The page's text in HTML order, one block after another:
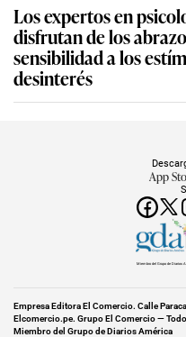
Los expertos en
disfrutan de los
sensibilidad a los
desinterés
App
Miembro del Grupo de Diarios
Empresa Editora El Comercio. Calle
Elcomercio.pe. Grupo El Comercio —
Miembro del Grupo de Diarios América